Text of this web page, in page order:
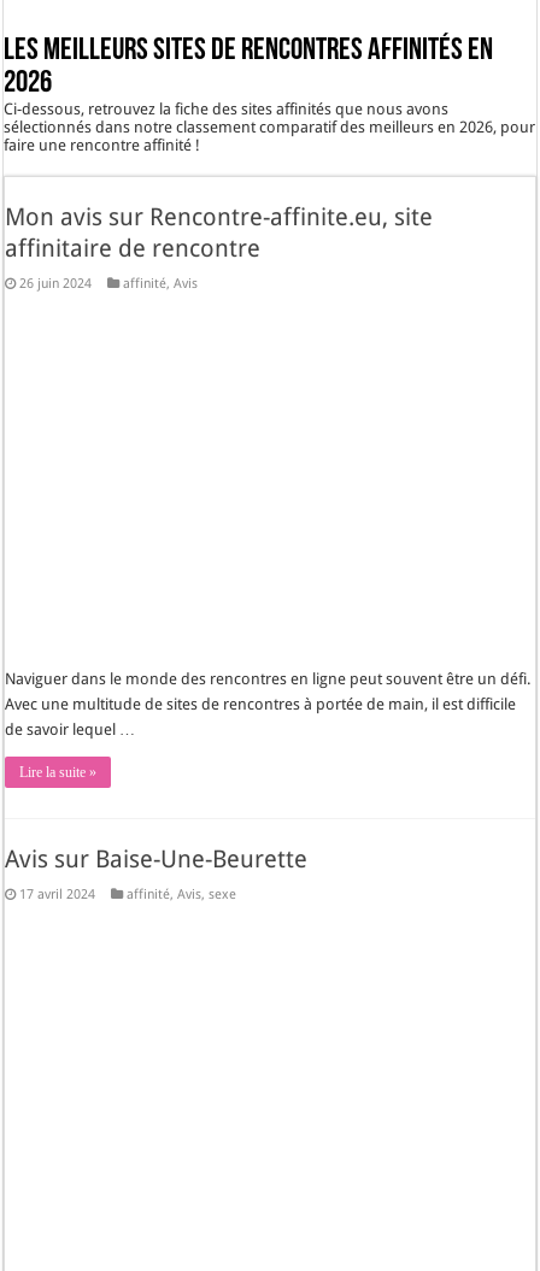
Les meilleurs sites de rencontres affinités en
2026
Ci-dessous, retrouvez la fiche des sites affinités que nous avons
sélectionnés dans notre classement comparatif des meilleurs en 2026, pour
faire une rencontre affinité !
Mon avis sur Rencontre-affinite.eu, site
affinitaire de rencontre
26 juin 2024 affinité,Avis
Naviguer dans le monde des rencontres en ligne peut souvent être un défi.
Avec une multitude de sites de rencontres à portée de main, il est difficile
de savoir lequel …
Lire la suite »
Avis sur Baise-Une-Beurette
17 avril 2024 affinité,Avis,sexe